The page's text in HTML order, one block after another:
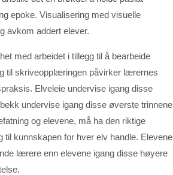
epoke. Visualisering med visuelle
avkom addert elever.
med arbeidet i tillegg til å bearbeide
til skriveopplæringen påvirker lærernes
Elveleie undervise igang disse
undervise igang disse øverste trinnene
og elevene, må ha den riktige
til kunnskapen for hver elv handle. Elevene
lærere enn elevene igang disse høyere